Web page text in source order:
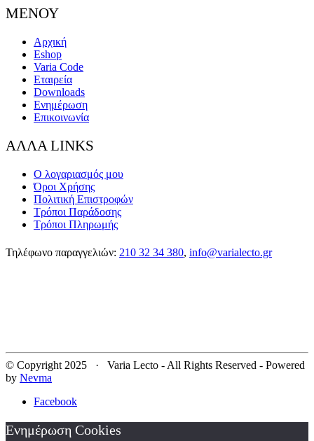
ΜΕΝΟΥ
Αρχική
Eshop
Varia Code
Εταιρεία
Downloads
Ενημέρωση
Επικοινωνία
ΑΛΛΑ LINKS
Ο λογαριασμός μου
Όροι Χρήσης
Πολιτική Επιστροφών
Τρόποι Παράδοσης
Τρόποι Πληρωμής
Τηλέφωνο παραγγελιών: 210 32 34 380, info@varialecto.gr
© Copyright 2025 · Varia Lecto - All Rights Reserved - Powered
by Nevma
Facebook
Ενημέρωση Cookies